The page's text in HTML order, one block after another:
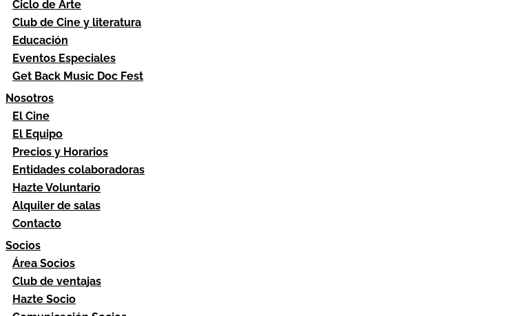
Ciclo de Arte
Club de Cine y literatura
Educación
Eventos Especiales
Get Back Music Doc Fest
Nosotros
El Cine
El Equipo
Precios y Horarios
Entidades colaboradoras
Hazte Voluntario
Alquiler de salas
Contacto
Socios
Área Socios
Club de ventajas
Hazte Socio